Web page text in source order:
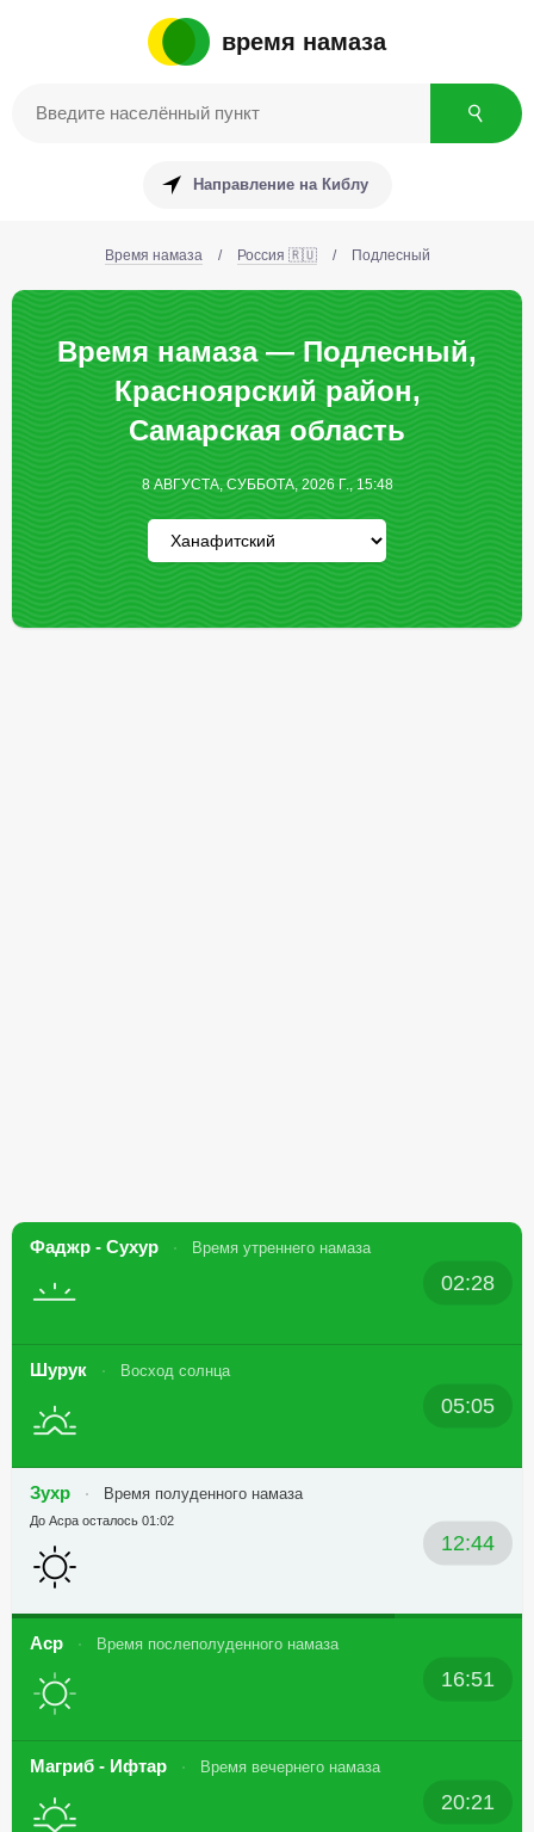
время намаза
Направление на Киблу
Время намаза / Россия 🇷🇺 / Подлесный
Время намаза — Подлесный,
Красноярский район,
Самарская область
8 АВГУСТА, СУББОТА, 2026 Г., 15:48
Фаджр - Сухур Время утреннего намаза
02:28
Шурук Восход солнца
05:05
Зухр Время полуденного намаза
12:44
До Асра осталось 01:02
Аср Время послеполуденного намаза
16:51
Магриб - Ифтар Время вечернего намаза
20:21